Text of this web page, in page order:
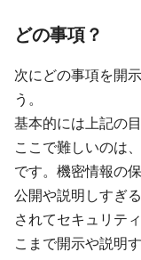
どの事項？
次にどの事項を開
う。
基本的には上記の
ここで難しいのは
です。機密情報の
公開や説明しすぎ
されてセキュリテ
こまで開示や説明